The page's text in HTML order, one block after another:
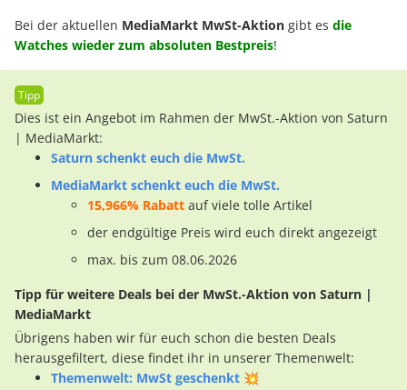
Bei der aktuellen MediaMarkt MwSt-Aktion gibt es die
Watches wieder zum absoluten Bestpreis!
Dies ist ein Angebot im Rahmen der MwSt.-Aktion von Saturn
| MediaMarkt:
Saturn schenkt euch die MwSt.
MediaMarkt schenkt euch die MwSt.
15,966% Rabatt auf viele tolle Artikel
der endgültige Preis wird euch direkt angezeigt
max. bis zum 08.06.2026
Tipp für weitere Deals bei der MwSt.-Aktion von Saturn |
MediaMarkt
Übrigens haben wir für euch schon die besten Deals
herausgefiltert, diese findet ihr in unserer Themenwelt:
Themenwelt: MwSt geschenkt 💥